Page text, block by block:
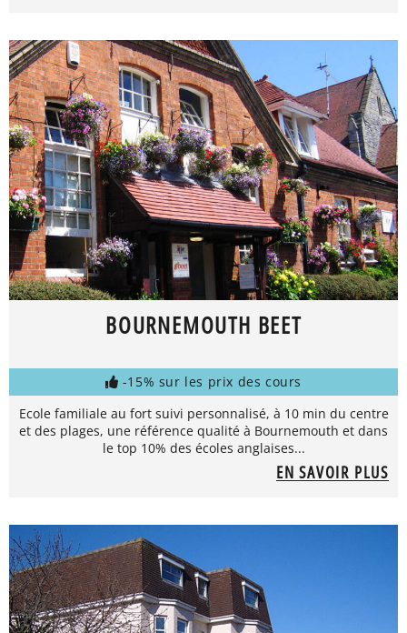
BOURNEMOUTH BEET
-15% sur les prix des cours
Ecole familiale au fort suivi personnalisé, à 10 min du centre
et des plages, une référence qualité à Bournemouth et dans
le top 10% des écoles anglaises...
EN SAVOIR PLUS